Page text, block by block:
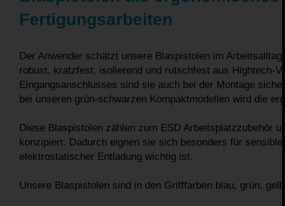
Fertigungsarbeiten
Der Anwender schätzt unsere Blaspistolen im
robust, kratzfest, isolierend und rutschfest aus Hightech-
Eingangsanschlusses sind sie auch bei der Montage
bei unseren grün-schwarzen Kompaktmodellen wird die
Diese Blaspistolen zählen zum ESD Arbeitsplatzzubehör
konzipiert. Dadurch eignen sie sich besonders für
elektrostatischer Entladung wichtig ist.
Unsere Blaspistolen sind in den Grifffarben blau, grün,